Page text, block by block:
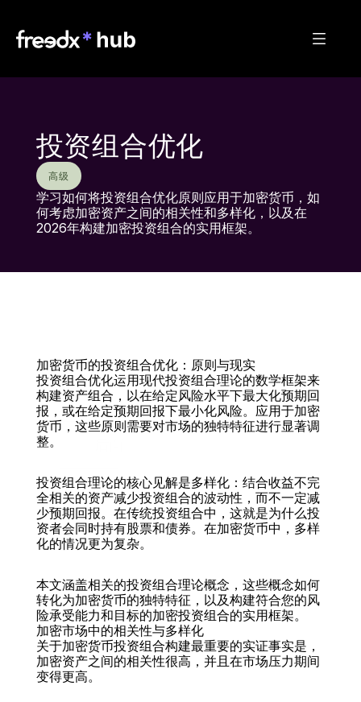
投资组合优化
高级
学习如何将投资组合优化原则应用于加密货币，如
何考虑加密资产之间的相关性和多样化，以及在
2026年构建加密投资组合的实用框架。
加密货币的投资组合优化：原则与现实
投资组合优化运用现代投资组合理论的数学框架来
构建资产组合，以在给定风险水平下最大化预期回
报，或在给定预期回报下最小化风险。应用于加密
货币，这些原则需要对市场的独特特征进行显著调
整。
投资组合理论的核心见解是多样化：结合收益不完
全相关的资产减少投资组合的波动性，而不一定减
少预期回报。在传统投资组合中，这就是为什么投
资者会同时持有股票和债券。在加密货币中，多样
化的情况更为复杂。
本文涵盖相关的投资组合理论概念，这些概念如何
转化为加密货币的独特特征，以及构建符合您的风
险承受能力和目标的加密投资组合的实用框架。
加密市场中的相关性与多样化
关于加密货币投资组合构建最重要的实证事实是，
加密资产之间的相关性很高，并且在市场压力期间
变得更高。